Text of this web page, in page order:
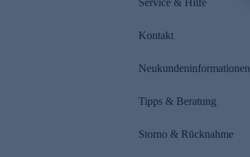
Service & Hilfe
Kontakt
Neukundeninformationen
Tipps & Beratung
Storno & Rücknahme